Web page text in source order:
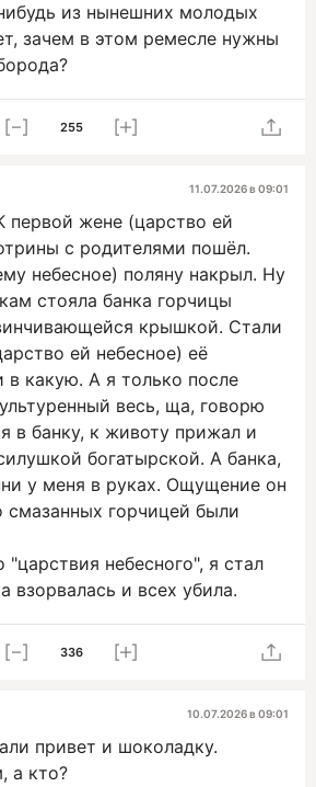
из нынешних молодых
зачем в этом ремесле нужны
255
11.07.2026 в 09:01
первой жене (царство ей
с родителями пошёл.
небесное) поляну накрыл. Ну
стояла банка горчицы
крышкой. Стали
ей небесное) её
в какую. А я только после
весь, ща, говорю
в банку, к животу прижал и
богатырской. А банка,
у меня в руках. Ощущение он
смазанных горчицей были
"царствия небесного", я стал
взорвалась и всех убила.
336
10.07.2026 в 09:01
привет и шоколадку.
а кто?